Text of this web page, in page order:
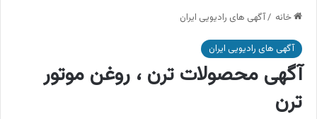
خانه /آگهی های رادیویی ایران
آگهی های رادیویی ایران
آگهی محصولات ترن ، روغن موتور
ترن